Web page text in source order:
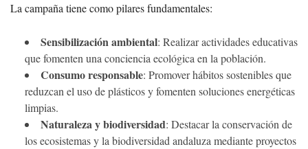
La campaña tiene como pilares fundamentales:
Sensibilización ambiental: Realizar actividades educativas
que fomenten una conciencia ecológica en la población.
Consumo responsable: Promover hábitos sostenibles que
reduzcan el uso de plásticos y fomenten soluciones energéticas
limpias.
Naturaleza y biodiversidad: Destacar la conservación de
los ecosistemas y la biodiversidad andaluza mediante proyectos